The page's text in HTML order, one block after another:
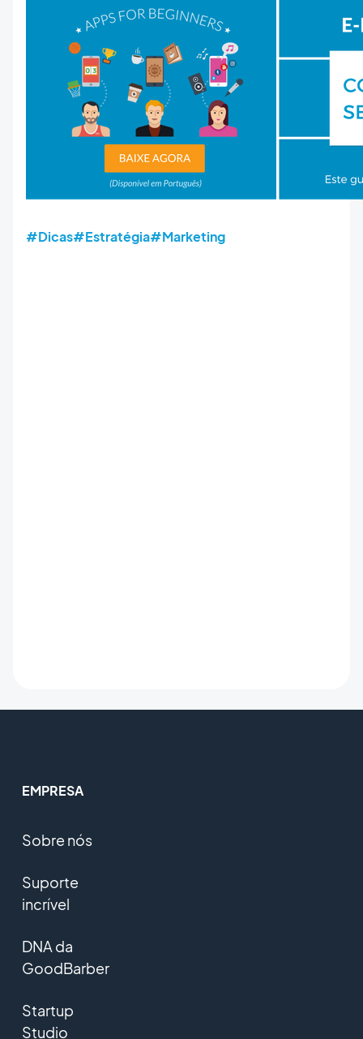
#Dicas#Estratégia#Marketing
EMPRESA
Sobre nós
Suporte
incrível
DNA da
GoodBarber
Startup
Studio